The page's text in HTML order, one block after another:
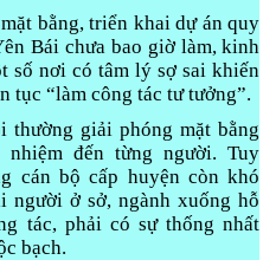
bằng, triển khai dự án quy
Bái chưa bao giờ làm, kinh
số nơi có tâm lý sợ sai khiến
tục “làm công tác tư tưởng”.
thường giải phóng mặt bằng
đến từng người. Tuy
cán bộ cấp huyện còn khó
người ở sở, ngành xuống hỗ
tác, phải có sự thống nhất
bạch.